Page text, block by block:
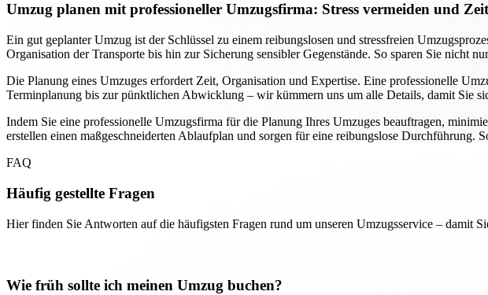
Umzug planen mit professioneller Umzugsfirma: Stress vermeiden und
Ein gut geplanter Umzug ist der Schlüssel zu einem reibungslosen und stressfreien
Organisation der Transporte bis hin zur Sicherung sensibler Gegenstände. So sparen Sie nicht
Die Planung eines Umzuges erfordert Zeit, Organisation und Expertise. Eine professionelle
Terminplanung bis zur pünktlichen Abwicklung – wir kümmern uns um alle Details, damit Sie
Indem Sie eine professionelle Umzugsfirma für die Planung Ihres Umzuges beauftragen,
erstellen einen maßgeschneiderten Ablaufplan und sorgen für eine reibungslose Durchführung.
FAQ
Häufig gestellte Fragen
Hier finden Sie Antworten auf die häufigsten Fragen rund um unseren Umzugsservice – damit
Wie früh sollte ich meinen Umzug buchen?